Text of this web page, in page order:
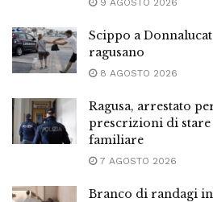
Scippo a
ragusano
8 AGOSTO 2026
Ragusa, arrestato
prescrizioni di stare
familiare
7 AGOSTO 2026
Branco di randagi in